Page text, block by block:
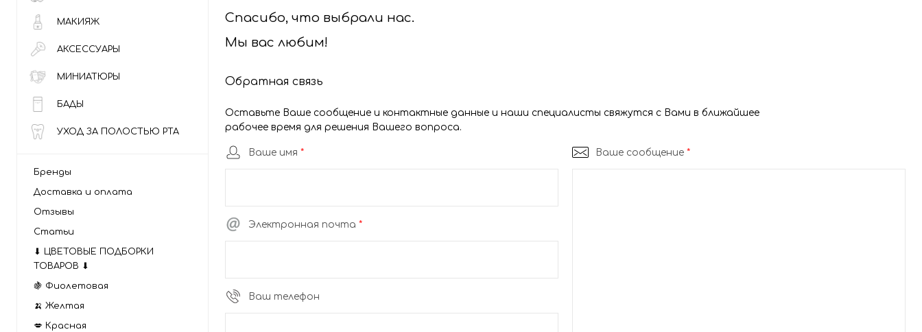
МАКИЯЖ
АКСЕССУАРЫ
МИНИАТЮРЫ
БАДЫ
УХОД ЗА ПОЛОСТЬЮ РТА
Бренды
Доставка и оплата
Отзывы
Статьи
⬇ ЦВЕТОВЫЕ ПОДБОРКИ
ТОВАРОВ ⬇
🍇 Фиолетовая
🍌 Желтая
💋 Красная
Спасибо, что выбрали нас.
Мы вас любим!
Обратная связь
Оставьте Ваше сообщение и контактные данные и наши специалисты свяжутся с Вами в ближайшее
рабочее время для решения Вашего вопроса.
Ваше имя *
Электронная почта *
Ваш телефон
Ваше сообщение *